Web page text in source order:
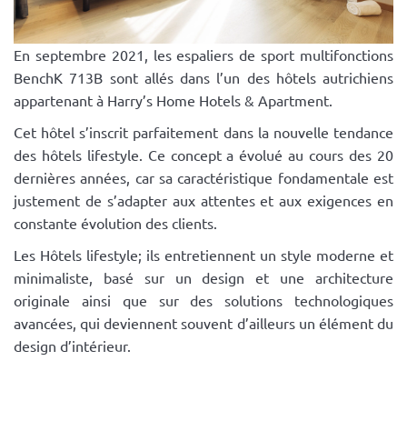
En septembre 2021, les espaliers de sport multifonctions
BenchK 713B sont allés dans l’un des hôtels autrichiens
appartenant à Harry’s Home Hotels & Apartment.
Cet hôtel s’inscrit parfaitement dans la nouvelle tendance
des hôtels lifestyle. Ce concept a évolué au cours des 20
dernières années, car sa caractéristique fondamentale est
justement de s’adapter aux attentes et aux exigences en
constante évolution des clients.
Les Hôtels lifestyle; ils entretiennent un style moderne et
minimaliste, basé sur un design et une architecture
originale ainsi que sur des solutions technologiques
avancées, qui deviennent souvent d’ailleurs un élément du
design d’intérieur.